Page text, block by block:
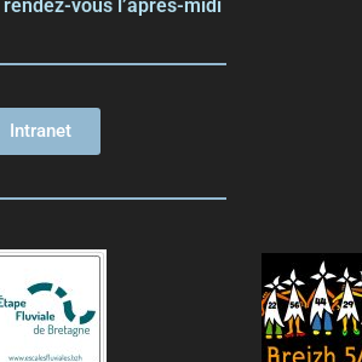
vous l’après-midi
Intranet